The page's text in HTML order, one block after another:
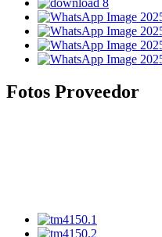
Fotos Proveedor